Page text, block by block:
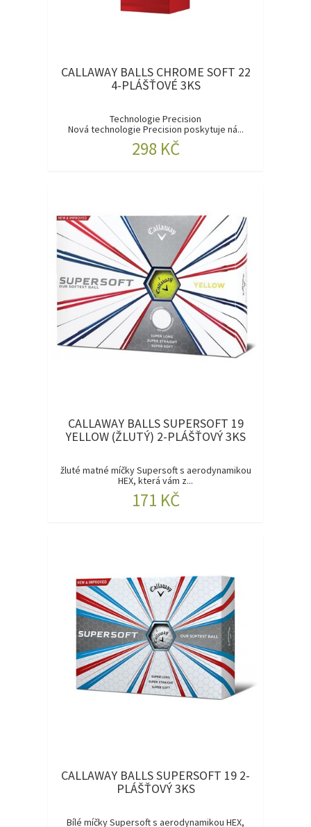
CALLAWAY BALLS CHROME SOFT 22
4-PLÁŠŤOVÉ 3KS
Technologie Precision
Nová technologie Precision poskytuje ná...
298 KČ
CALLAWAY BALLS SUPERSOFT 19
YELLOW (ŽLUTÝ) 2-PLÁŠŤOVÝ 3KS
žluté matné míčky Supersoft s aerodynamikou
HEX, která vám z...
171 KČ
CALLAWAY BALLS SUPERSOFT 19 2-
PLÁŠŤOVÝ 3KS
Bílé míčky Supersoft s aerodynamikou HEX,